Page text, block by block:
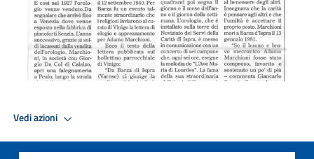
Vedi azioni